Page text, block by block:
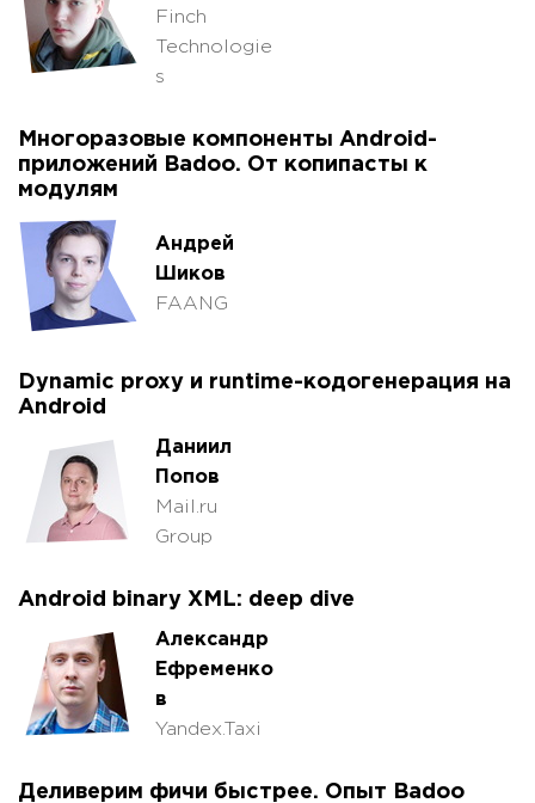
Finch
Technologie
s
Многоразовые компоненты Android-
приложений Badoo. От копипасты к
модулям
Андрей
Шиков
FAANG
Dynamic proxy и runtime-кодогенерация на
Android
Даниил
Попов
Mail.ru
Group
Android binary XML: deep dive
Александр
Ефременко
в
Yandex.Taxi
Деливерим фичи быстрее. Опыт Badoo